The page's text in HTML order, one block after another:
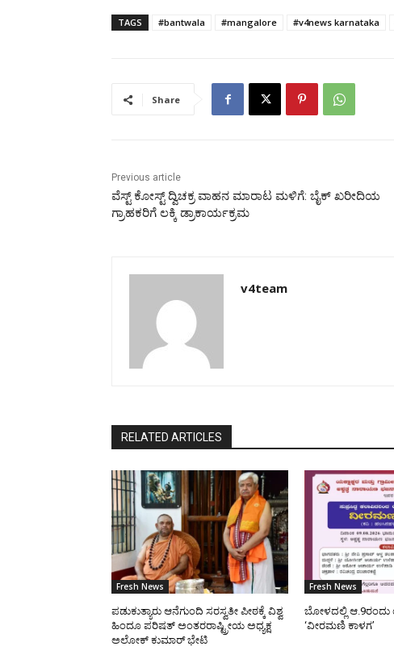
TAGS #bantwala #mangalore #v4news karnataka
Share
Previous article
ವೆಸ್ಟ್ ಕೋಸ್ಟ್ ದ್ವಿಚಕ್ರ ವಾಹನ ಮಾರಾಟ ಮಳಿಗೆ: ಬೈಕ್ ಖರೀದಿಯ
ಗ್ರಾಹಕರಿಗೆ ಲಕ್ಕಿ ಡ್ರಾಕಾರ್ಯಕ್ರಮ
v4team
RELATED ARTICLES
Fresh News
ಪಡುಕುತ್ಯಾರು ಆನೆಗುಂದಿ ಸರಸ್ವತೀ ಪೀಠಕ್ಕೆ ವಿಶ್ವ
ಹಿಂದೂ ಪರಿಷತ್ ಅಂತರರಾಷ್ಟ್ರೀಯ ಅಧ್ಯಕ್ಷ
ಅಲೋಕ್ ಕುಮಾರ್ ಭೇಟಿ
Fresh News
ಬೋಳದಲ್ಲಿ ಆ.9ರಂದು
‘ವೀರಮಣಿ ಕಾಳಗ’